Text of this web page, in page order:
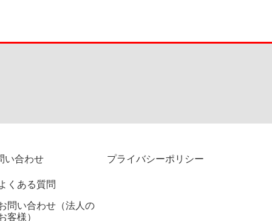
い合わせ
くある質問
問い合わせ（法人の
客様）
プライバシーポリシー